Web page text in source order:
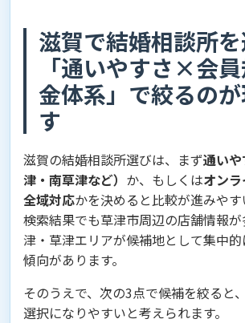
滋賀で結婚相談所
「通いやすさ×会
金体系」で絞るの
す
滋賀の結婚相談所選びは、まず通い
津・南草津など） か、もしくはオン
全域対応かを決めると比較が進みやす
検索結果でも草津市周辺の店舗情報
津・草津エリアが候補地として集中
傾向があります。
そのうえで、次の3点で候補を絞ると
選択になりやすいと考えられます。